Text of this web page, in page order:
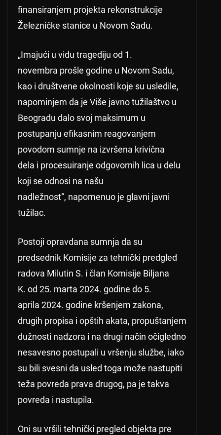
finansiranjem projekta rekonstrukcije
Železničke stanice u Novom Sadu.
„Imajući u vidu tragediju od 1.
novembra prošle godine u Novom Sadu,
kao i društvene okolnosti koje su usledile,
napominjem da je Više javno tužilaštvo u
Beogradu dalo svoj maksimum u
postupanju efikasnim reagovanjem
povodom sumnje na izvršena krivična
dela i procesuiranje odgovornih lica u delu
koji se odnosi na našu
nadležnost“, napomenuo je glavni javni
tužilac.
Postoji opravdana sumnja da su
predsednik Komisije za tehnički predgled
radova Milutin S. i član Komisije Biljana
K. od 25. marta 2024. godine do 5.
aprila 2024. godine kršenjem zakona,
drugih propisa i opštih akata, propuštanjem
dužnosti nadzora i na drugi način očigledno
nesavesno postupali u vršenju službe, iako
su bili svesni da usled toga može nastupiti
teža povreda prava drugog, pa je takva
povreda i nastupila.
Oni su vršili tehnički pregled objekta pre